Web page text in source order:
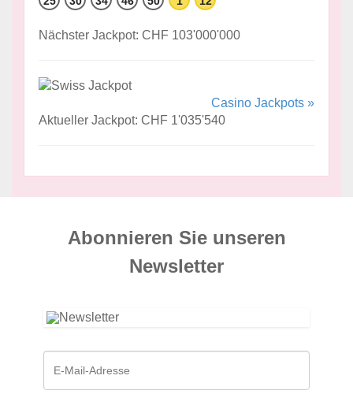
Nächster Jackpot: CHF 103'000'000
Casino Jackpots »
Aktueller Jackpot: CHF 1'035'540
Abonnieren Sie unseren
News­letter